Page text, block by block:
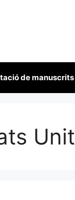
de manuscrits